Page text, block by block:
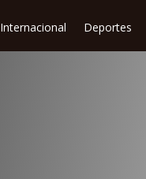
Internacional Deportes